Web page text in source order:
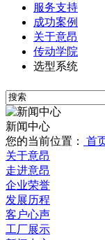
服务支持
成功案例
关于意昂
传动学院
选型系统
新闻中心
您的当前位置：
首
关于意昂
走进意昂
企业荣誉
发展历程
客户心声
工厂展示